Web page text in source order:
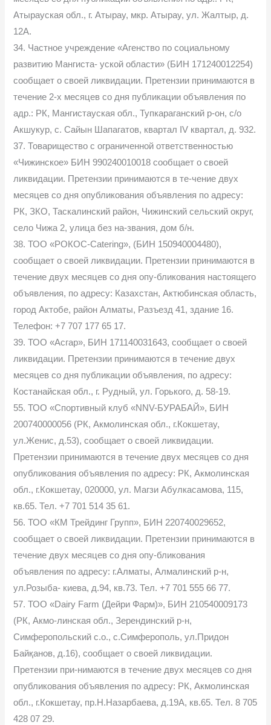
Атырауская обл., г. Атырау, мкр. Атырау, ул. Жалтыр, д.
12А.
34. Частное учреждение «Агенство по социальному
развитию Мангиста- уской области» (БИН 171240012254)
сообщает о своей ликвидации. Претензии принимаются в
течение 2-х месяцев со дня публикации объявления по
адр.: РК, Мангистауская обл., Тупкараганский р-он, с/о
Акшукур, с. Сайын Шапагатов, квартал IV квартал, д. 932.
37. Товарищество с ограниченной ответственностью
«Чижинское» БИН 990240010018 сообщает о своей
ликвидации. Претензии принимаются в те-чение двух
месяцев со дня опубликования объявления по адресу:
РК, ЗКО, Таскалинский район, Чижинский сельский округ,
село Чижа 2, улица без на-звания, дом б/н.
38. ТОО «РОКОС-Catering», (БИН 150940004480),
сообщает о своей ликвидации. Претензии принимаются в
течение двух месяцев со дня опу-бликования настоящего
объявления, по адресу: Казахстан, Актюбинская область,
город Актобе, район Алматы, Разъезд 41, здание 16.
Телефон: +7 707 177 65 17.
39. ТОО «Асгар», БИН 171140031643, сообщает о своей
ликвидации. Претензии принимаются в течение двух
месяцев со дня публикации объявления, по адресу:
Костанайская обл., г. Рудный, ул. Горького, д. 58-19.
55. ТОО «Спортивный клуб «NNV-БУРАБАЙ», БИН
200740000056 (РК, Акмолинская обл., г.Кокшетау,
ул.Женис, д.53), сообщает о своей ликвидации.
Претензии принимаются в течение двух месяцев со дня
опубликования объявления по адресу: РК, Акмолинская
обл., г.Кокшетау, 020000, ул. Магзи Абулкасамова, 115,
кв.65. Тел. +7 701 514 35 61.
56. ТОО «КМ Трейдинг Групп», БИН 220740029652,
сообщает о своей ликвидации. Претензии принимаются в
течение двух месяцев со дня опу-бликования
объявления по адресу: г.Алматы, Алмалинский р-н,
ул.Розыба- киева, д.94, кв.73. Тел. +7 701 555 66 77.
57. ТОО «Dairy Farm (Дейри Фарм)», БИН 210540009173
(РК, Акмо-линская обл., Зерендинский р-н,
Симферопольский с.о., с.Симферополь, ул.Придон
Байқанов, д.16), сообщает о своей ликвидации.
Претензии при-нимаются в течение двух месяцев со дня
опубликования объявления по адресу: РК, Акмолинская
обл., г.Кокшетау, пр.Н.Назарбаева, д.19А, кв.65. Тел. 8 705
428 07 29.